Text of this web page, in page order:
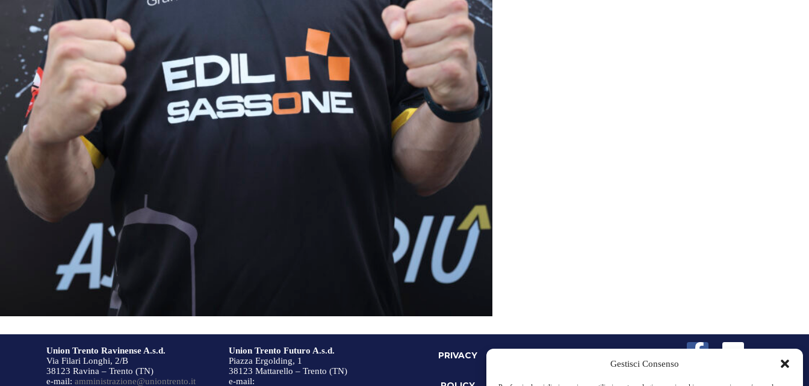
Gestisci Consenso
Union Trento Ravinense A.s.d.
Via Filari Longhi, 2/B
38123 Ravina – Trento (TN)
e-mail:amministrazione@uniontrento.it
Union Trento Futuro A.s.d.
Piazza Ergolding, 1
38123 Mattarello – Trento (TN)
e-mail:
PRIVACY